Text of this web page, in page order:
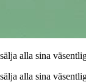
alla sina
alla sina